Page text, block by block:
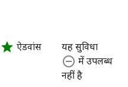
star ऐडवांस यह सुविधा
remove_circle_outline में उपलब्ध
नहीं है